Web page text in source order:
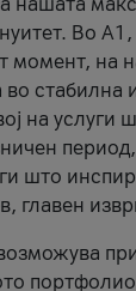
Во
на
на услуги
што
главен